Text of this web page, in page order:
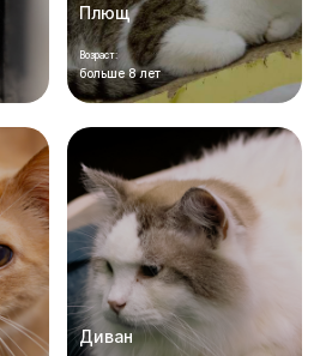
Плющ
Возраст:
больше 8 лет
Диван